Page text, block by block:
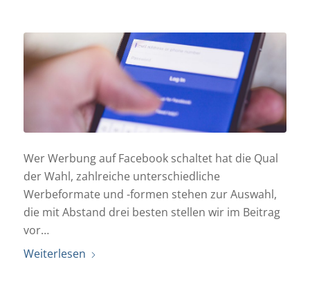
Wer Werbung auf Facebook schaltet hat die Qual
der Wahl, zahlreiche unterschiedliche
Werbeformate und -formen stehen zur Auswahl,
die mit Abstand drei besten stellen wir im Beitrag
vor…
Weiterlesen